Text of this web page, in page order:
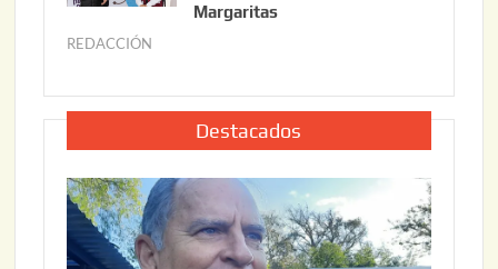
o
,
0
2
6
Margaritas
REDACCIÓN
l
o
2
2
,
Destacados